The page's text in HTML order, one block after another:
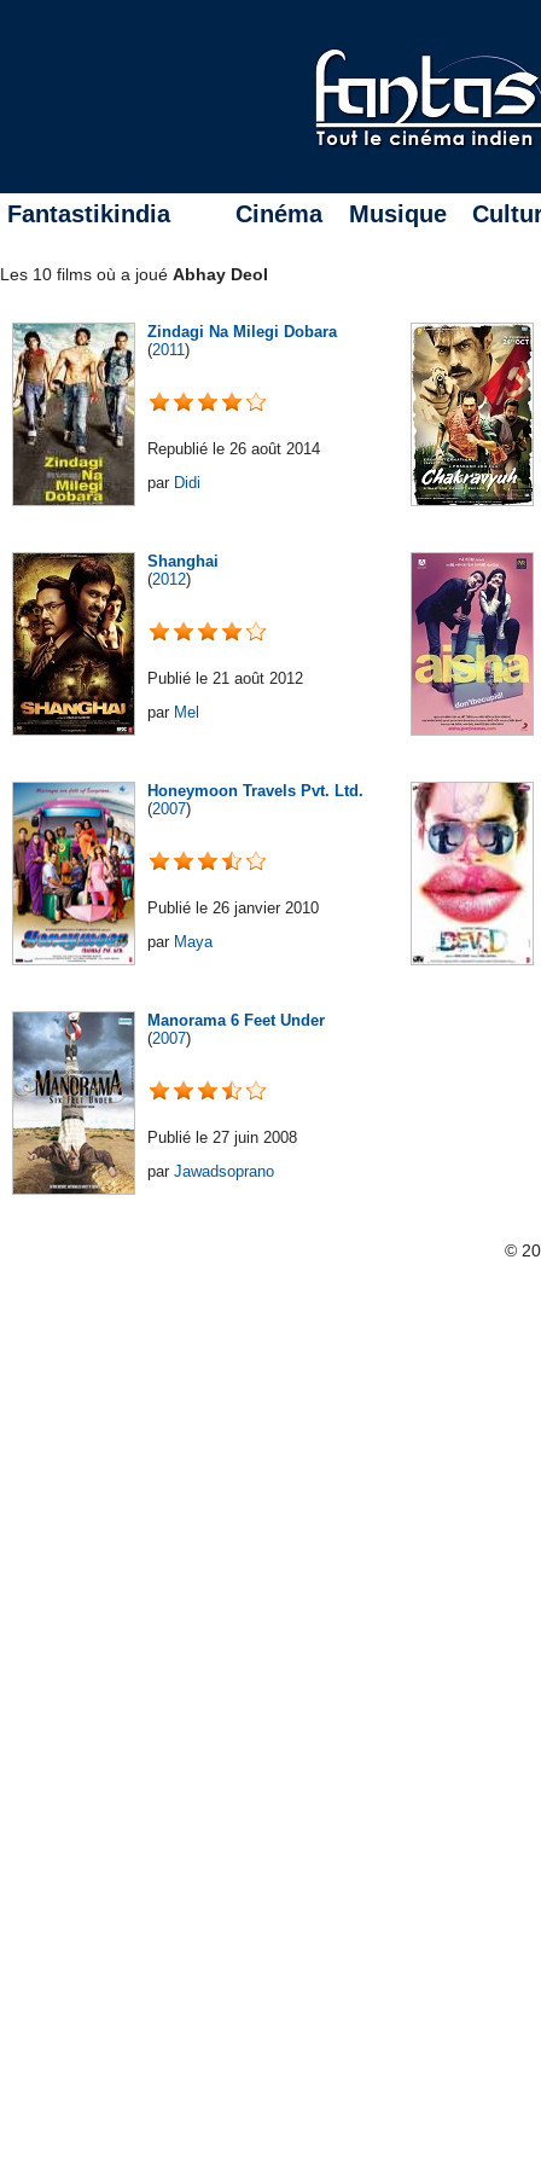
Fantastikindia Cinéma Musique
Les 10 films où a joué Abhay Deol
Zindagi Na Milegi Dobara
(2011)
Republié le 26 août 2014
par Didi
Shanghai
(2012)
Publié le 21 août 2012
par Mel
Honeymoon Travels Pvt. Ltd.
(2007)
Publié le 26 janvier 2010
par Maya
Manorama 6 Feet Under
(2007)
Publié le 27 juin 2008
par Jawadsoprano
©